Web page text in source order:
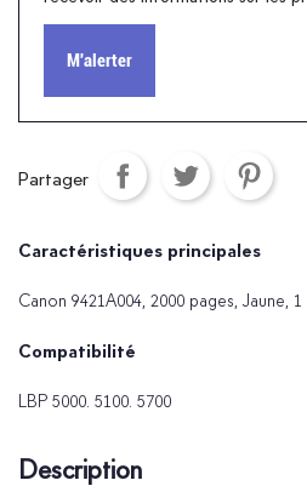
M'alerter
Partager
Caractéristiques principales
Canon 9421A004, 2000 pages, Jaune,
Compatibilité
LBP 5000. 5100. 5700
Description